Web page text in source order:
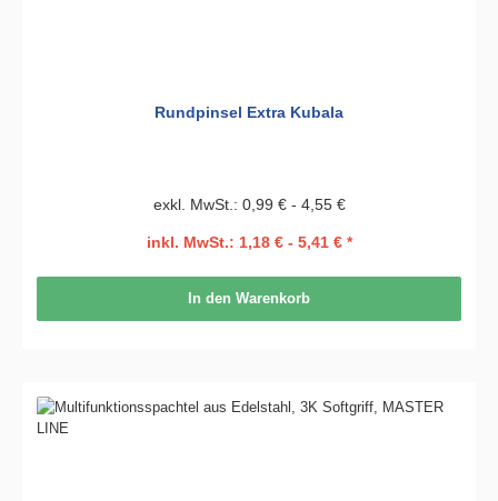
Rundpinsel Extra Kubala
exkl. MwSt.: 0,99 € - 4,55 €
inkl. MwSt.: 1,18 € - 5,41 € *
In den Warenkorb